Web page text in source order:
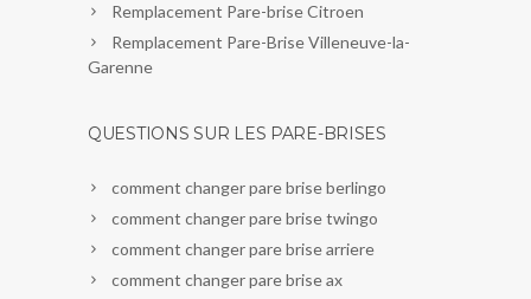
Remplacement Pare-brise Citroen
Remplacement Pare-Brise Villeneuve-la-
Garenne
QUESTIONS SUR LES PARE-BRISES
comment changer pare brise berlingo
comment changer pare brise twingo
comment changer pare brise arriere
comment changer pare brise ax